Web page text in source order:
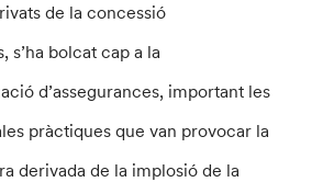
de la concessió
s’ha bolcat cap a la
d’assegurances, important les
pràctiques que van provocar la
derivada de la implosió de la